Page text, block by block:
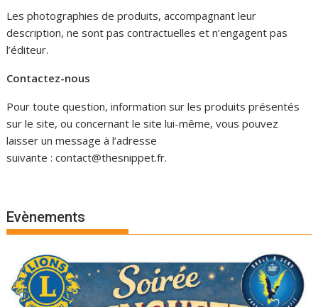
Les photographies de produits, accompagnant leur
description, ne sont pas contractuelles et n’engagent pas
l’éditeur.
Contactez-nous
Pour toute question, information sur les produits présentés
sur le site, ou concernant le site lui-même, vous pouvez
laisser un message à l’adresse
suivante : contact@thesnippet.fr.
Evènements